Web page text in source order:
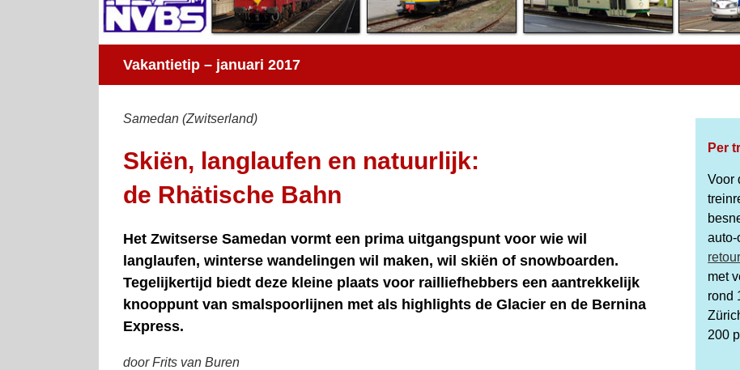
Vakantietip – januari 2017
Samedan (Zwitserland)
Skiën, langlaufen en natuurlijk:
de Rhätische Bahn
Het Zwitserse Samedan vormt een prima uitgangspunt voor wie wil
langlaufen, winterse wandelingen wil maken, wil skiën of snowboarden.
Tegelijkertijd biedt deze kleine plaats voor railliefhebbers een aantrekkelijk
knooppunt van smalspoorlijnen met als highlights de Glacier en de Bernina
Express.
door Frits van Buren
Per
Voor
auto-
met
rond
200